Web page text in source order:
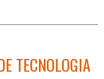
TECNOLOGIA